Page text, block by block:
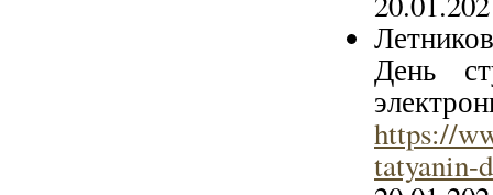
День
https://
tatyanin-